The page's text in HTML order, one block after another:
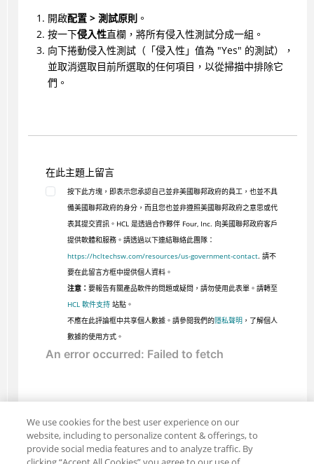
開啟配置 > 測試原則。
按一下侵入性直欄，將所有侵入性測試分成一組。
向下捲動侵入性測試（「侵入性」值為 "Yes" 的測試），
並取消選取目前所選取的任何項目，以從掃描中排除它
們。
在此主題上留言
按下此方塊，即表示您承認自己並非美國聯邦政府的員工，也並不具
備美國聯邦政府的身分，而且您也並非遵照美國聯邦政府之意思或代
表其提交資訊。HCL 是透過合作夥伴 Four, Inc. 向美國聯邦政府客戶
提供軟體和服務。請透過以下連結聯絡此團隊：
https://hcltechsw.com/resources/us-government-contact. 請不
要在此留言方框中提供個人資料。
注意： 要報告有關產品軟件的問題或疑問，請勿使用此表單。請轉至
HCL 軟件支持站點。
不應在此評論框中共享個人數據。請參閱我們的隱私聲明 ，了解個人
數據的使用方式。
We use cookies for the best user experience on our
website, including to personalize content & offerings, to
provide social media features and to analyze traffic. By